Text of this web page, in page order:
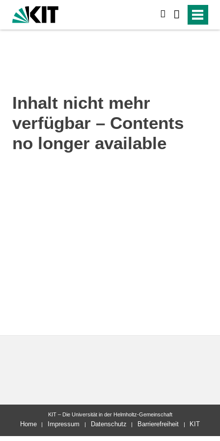
Inhalt nicht mehr
verfügbar – Contents
no longer available
KIT – Die Universität in der Helmholtz-Gemeinschaft
Home Impressum Datenschutz Barrierefreiheit KIT